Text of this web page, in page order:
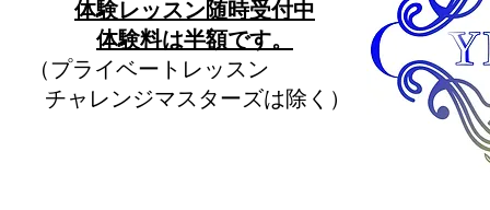
​体験レッスン随時受付中
​体験料は半額です。
（プライベートレッスン
チャレンジマスターズは除く）